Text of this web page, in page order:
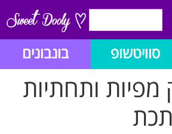
סוויטשופ בונבונים
ותחתיות